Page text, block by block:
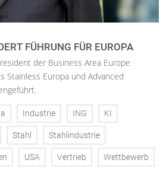
FÜHRUNG FÜR EUROPA
der Business Area Europe
Stainless Europa und Advanced
Industrie ING KI
Stahl Stahlindustrie
USA Vertrieb Wettbewerb